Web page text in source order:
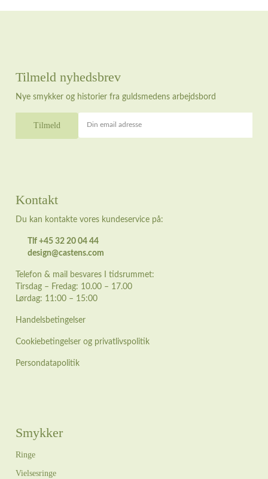
Kontakt
Du kan kontakte vores kundeservice på:
Tlf +45 32 20 04 44
design@castens.com
Telefon & mail besvares I tidsrummet:
Tirsdag – Fredag: 10.00 – 17.00
Lørdag: 11:00 – 15:00
Handelsbetingelser
Cookiebetingelser og privatlivspolitik
Persondatapolitik
Smykker
Ringe
Vielsesringe
Tilmeld nyhedsbrev
Nye smykker og historier fra guldsmedens arbejdsbord
Din email adresse